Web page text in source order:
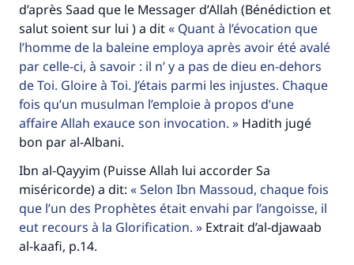
d’après Saad que le Messager d’Allah (Bénédiction et
salut soient sur lui ) a dit
Quant à l’évocation que
l’homme de la baleine employa après avoir été avalé
par celle-ci, à savoir : il n’ y a pas de dieu en-dehors
de Toi. Gloire à Toi. J’étais parmi les injustes. Chaque
fois qu’un musulman l’emploie à propos d’une
affaire Allah exauce son invocation.
Hadith jugé
bon par al-Albani.
Ibn al-Qayyim (Puisse Allah lui accorder Sa
miséricorde) a dit:
Selon Ibn Massoud, chaque fois
que l’un des Prophètes était envahi par l’angoisse, il
eut recours à la Glorification.
Extrait d’al-djawaab
al-kaafi, p.14.